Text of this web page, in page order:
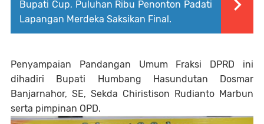
Bupati Cup, Puluhan Ribu Penonton Padati
Lapangan Merdeka Saksikan Final.
Penyampaian Pandangan Umum Fraksi DPRD ini
dihadiri Bupati Humbang Hasundutan Dosmar
Banjarnahor, SE, Sekda Chiristison Rudianto Marbun
serta pimpinan OPD.